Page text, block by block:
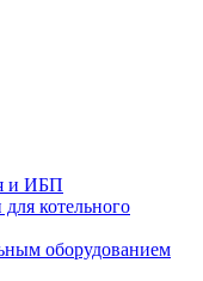
и ИБП
котельного
оборудованием